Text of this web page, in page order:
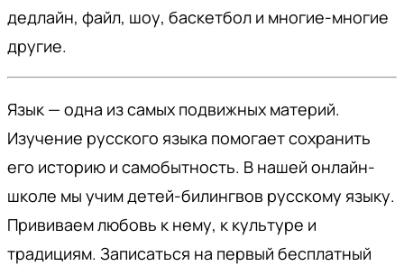
дедлайн, файл, шоу, баскетбол и многие-многие
другие.
Язык — одна из самых подвижных материй.
Изучение русского языка помогает сохранить
его историю и самобытность. В нашей онлайн-
школе мы учим детей-билингвов русскому языку.
Прививаем любовь к нему, к культуре и
традициям. Записаться на первый бесплатный